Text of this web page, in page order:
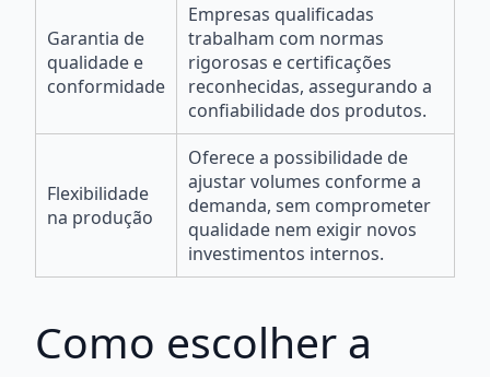
Garantia de
qualidade e
conformidade
Empresas qualificadas
trabalham com normas
rigorosas e certificações
reconhecidas, assegurando a
confiabilidade dos produtos.
Flexibilidade
na produção
Oferece a possibilidade de
ajustar volumes conforme a
demanda, sem comprometer
qualidade nem exigir novos
investimentos internos.
Como escolher a